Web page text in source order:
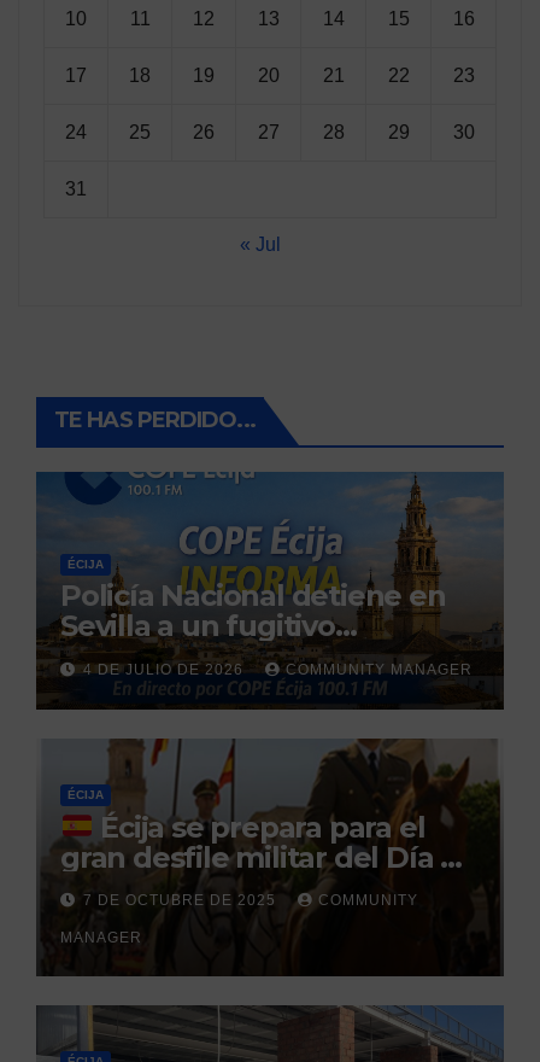
10 11 12 13 14 15 16
17 18 19 20 21 22 23
24 25 26 27 28 29 30
31
« Jul
TE HAS PERDIDO...
ÉCIJA
Policía Nacional detiene en
Sevilla a un fugitivo
reclamado por narcotráfico
tras no regresar a prisión
durante un permiso
penitenciario
4 DE JULIO DE 2026 COMMUNITY MANAGER
ÉCIJA
Écija se prepara para el
gran desfile militar del Día de
la Hispanidad organizado por
el Centro Militar de Cría
Caballar
7 DE OCTUBRE DE 2025 COMMUNITY
MANAGER